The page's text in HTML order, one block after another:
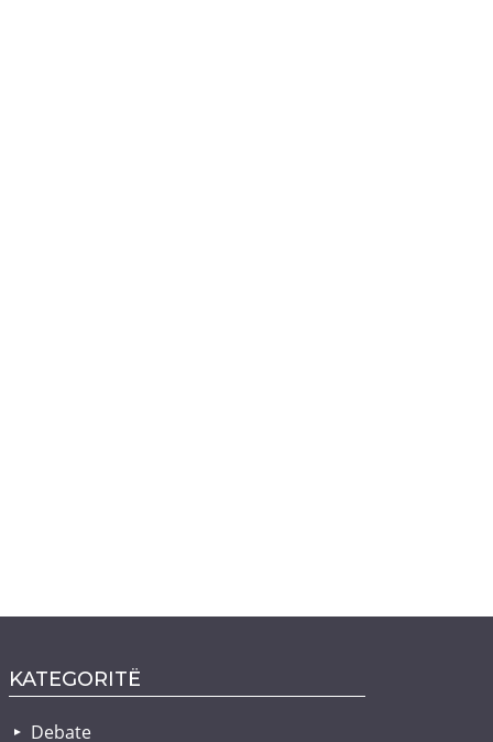
KATEGORITË
Debate